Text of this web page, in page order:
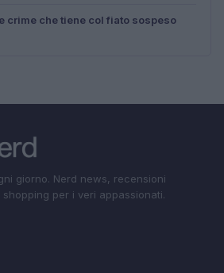
crime che tiene col fiato sospeso
giorno. Nerd news, recensioni
per i veri appassionati.